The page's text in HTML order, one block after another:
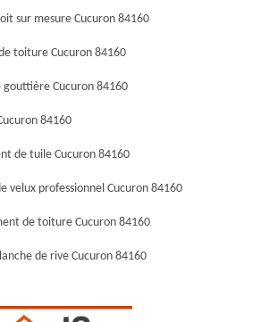
sur mesure Cucuron 84160
toiture Cucuron 84160
Cucuron 84160
84160
de tuile Cucuron 84160
velux professionnel Cucuron 84160
de toiture Cucuron 84160
de rive Cucuron 84160